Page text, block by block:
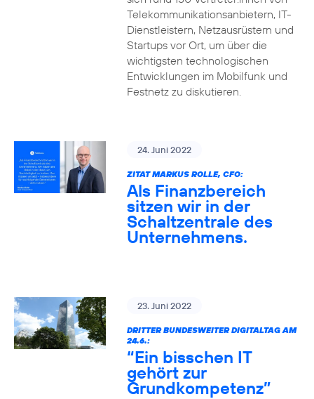
Telekommunikationsanbietern, IT-
Dienstleistern, Netzausrüstern und
Startups vor Ort, um über die
wichtigsten technologischen
Entwicklungen im Mobilfunk und
Festnetz zu diskutieren.
24. Juni 2022
ZITAT MARKUS ROLLE, CFO:
Als Finanzbereich
sitzen wir in der
Schaltzentrale des
Unternehmens.
23. Juni 2022
DRITTER BUNDESWEITER DIGITALTAG AM
24.6.:
“Ein bisschen IT
gehört zur
Grundkompetenz”